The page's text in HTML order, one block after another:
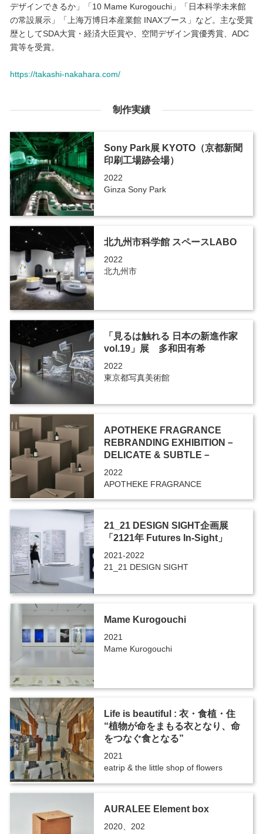
デザインできるか」「10 Mame Kurogouchi」「日本科学未来館
の常設展示」「上海万博日本産業館 INAXブース」など。主な受賞
歴としてSDA大賞・経済大臣賞や、空間デザイン賞優秀賞、ADC
賞等を受賞。
https://takashi-nakahara.com/
制作実績
Sony Park展 KYOTO（京都新聞
印刷工場跡会場）
2022
Ginza Sony Park
北九州市科学館 スペースLABO
2022
北九州市
「見るは触れる 日本の新進作家
vol.19」展 多和田有希
2022
東京都写真美術館
APOTHEKE FRAGRANCE
REBRANDING EXHIBITION－
DELICATE & SUBTLE－
2022
APOTHEKE FRAGRANCE
21_21 DESIGN SIGHT企画展
「2121年 Futures In-Sight」
2021-2022
21_21 DESIGN SIGHT
Mame Kurogouchi
2021
Mame Kurogouchi
Life is beautiful : 衣・食植・住
“植物が命をまもる衣となり、命
をつなぐ食となる”
2021
eatrip & the little shop of flowers
AURALEE Element box
2020、202